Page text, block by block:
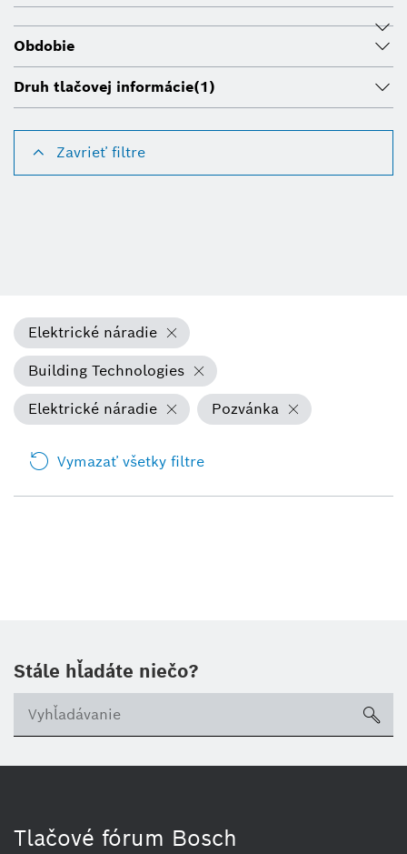
Obdobie
Druh tlačovej informácie(1)
Zavrieť filtre
Elektrické náradie
Building Technologies
Elektrické náradie
Pozvánka
Vymazať všetky filtre
Stále hľadáte niečo?
Tlačové fórum Bosch